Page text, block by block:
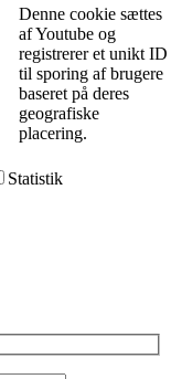
Denne cookie sættes
af Youtube og
registrerer et unikt ID
til sporing af brugere
baseret på deres
geografiske
placering.
Statistik